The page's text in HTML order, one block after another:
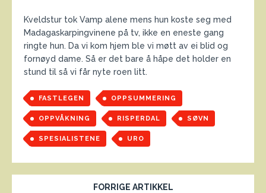
Kveldstur tok Vamp alene mens hun koste seg med
Madagaskarpingvinene på tv, ikke en eneste gang
ringte hun. Da vi kom hjem ble vi møtt av ei blid og
fornøyd dame. Så er det bare å håpe det holder en
stund til så vi får nyte roen litt.
FASTLEGEN OPPSUMMERING
OPPVÅKNING RISPERDAL SØVN
SPESIALISTENE URO
FORRIGE ARTIKKEL